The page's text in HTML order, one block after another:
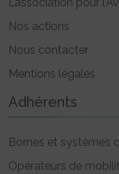
L’association pour
Nos actions
Nous contacter
Mentions légales
Adhérents
Bornes et systèmes
Opérateurs de